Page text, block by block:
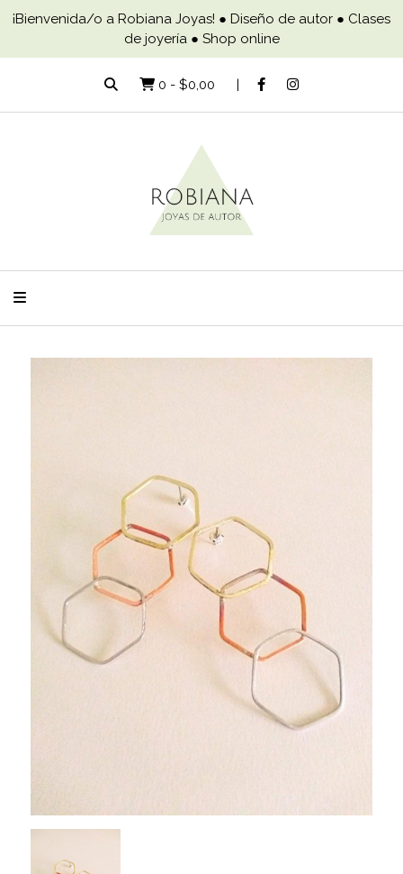
¡Bienvenida/o a Robiana Joyas! ● Diseño de autor ● Clases
de joyería ● Shop online
0 - $0,00